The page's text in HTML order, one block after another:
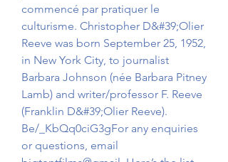
commencé par pratiquer le
culturisme. Christopher D&#39;Olier
Reeve was born September 25, 1952,
in New York City, to journalist
Barbara Johnson (née Barbara Pitney
Lamb) and writer/professor F. Reeve
(Franklin D&#39;Olier Reeve).
Be/_KbQq0ciG3gFor any enquiries
or questions, email